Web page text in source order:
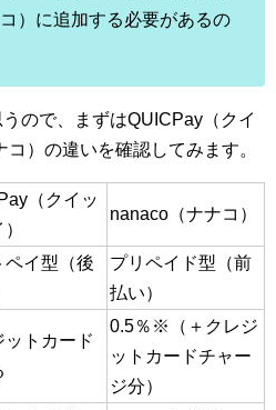
）に追加する必要があるの
ので、まずはQUICPay（クイ
）の違いを確認してみます。
（クイッ
nanaco（ナナコ）
ペイ型（後
プリペイド型（前
払い）
ットカード
0.5％※（＋クレジ
ットカードチャー
ジ分）